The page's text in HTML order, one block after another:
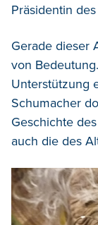
Präsidentin
Gerade dieser
von
Unterstützung
Schumacher
Geschichte
auch die des